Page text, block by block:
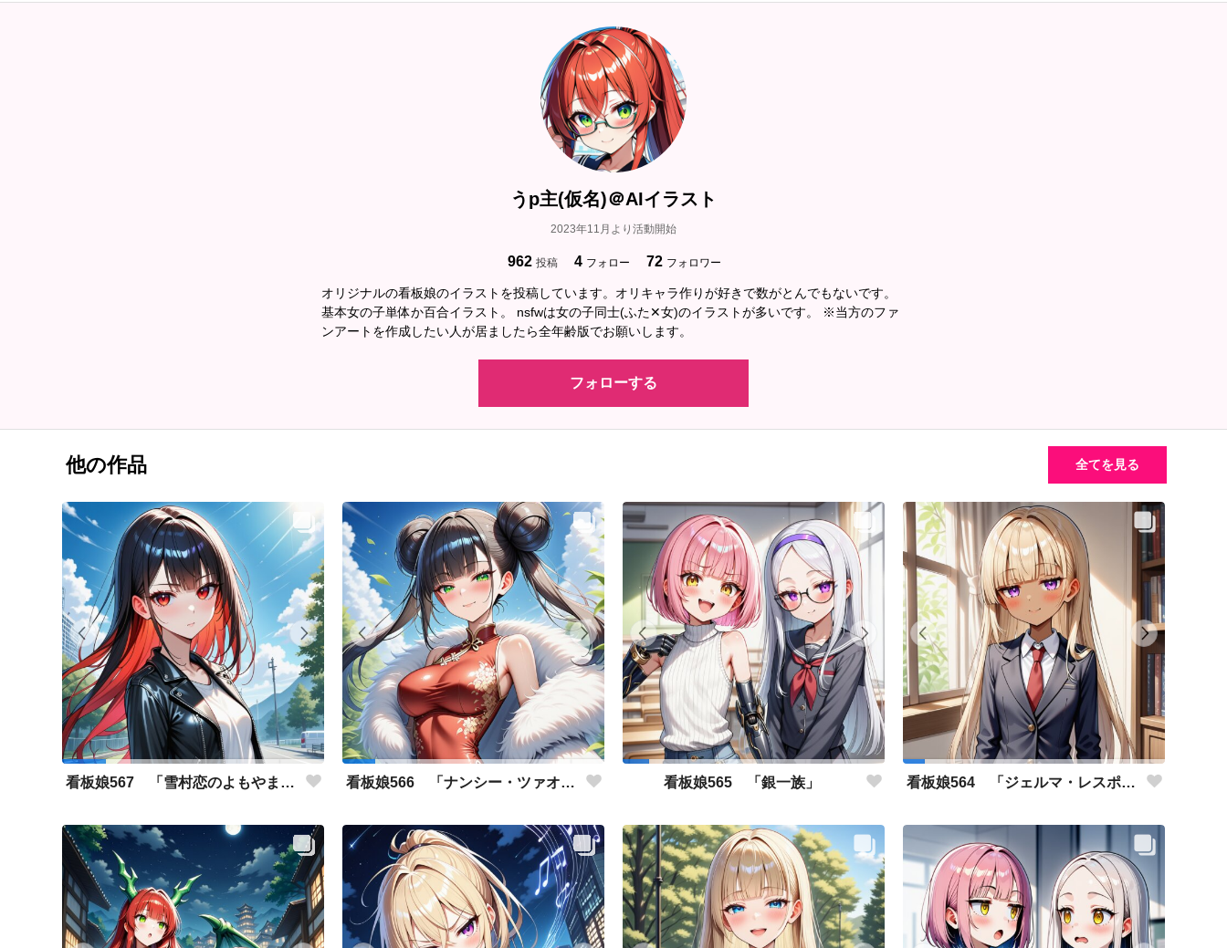
うp主(仮名)＠AIイラスト
2023年11月より活動開始
962 投稿 4 フォロー 72 フォロワー
オリジナルの看板娘のイラストを投稿しています。オリキャラ作りが好きで数がとんでもないです。
基本女の子単体か百合イラスト。 nsfwは女の子同士(ふた✕女)のイラストが多いです。 ※当方のファ
ンアートを作成したい人が居ましたら全年齢版でお願いします。
フォローする
他の作品 全てを見る
看板娘567 「雪村恋のよもやま話」 看板娘566 「ナンシー・ツァオのよもやま話」 看板娘565 「銀一族」 看板娘564 「ジェルマ・レスポストン・八百のよもやま話」